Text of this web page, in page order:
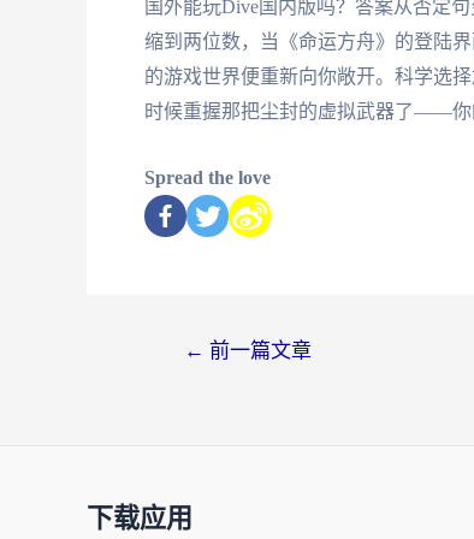
国外能玩Dive国内版吗？答案从否定
缩到两位数，当《命运方舟》的登陆
的游戏世界便重新向你敞开。科学选
时候重握那把尘封的虚拟武器了——你
Spread the love
← 前一篇文章
下载应用